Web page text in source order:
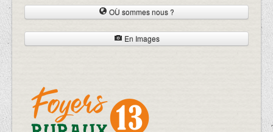
OÙ sommes nous ?
En Images